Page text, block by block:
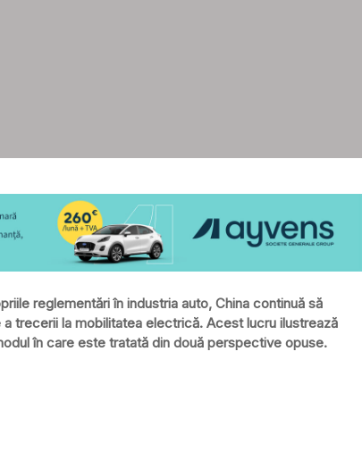
reglementări în industria auto, China continuă să
trecerii la mobilitatea electrică. Acest lucru ilustrează
în care este tratată din două perspective opuse.